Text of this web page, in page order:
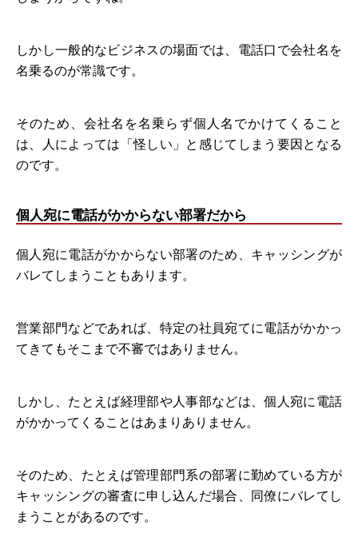
しかし一般的なビジネスの場面では、電話口で会社名を
名乗るのが常識です。
そのため、会社名を名乗らず個人名でかけてくること
は、人によっては「怪しい」と感じてしまう要因となる
のです。
個人宛に電話がかからない部署だから
個人宛に電話がかからない部署のため、キャッシングが
バレてしまうこともあります。
営業部門などであれば、特定の社員宛てに電話がかかっ
てきてもそこまで不審ではありません。
しかし、たとえば経理部や人事部などは、個人宛に電話
がかかってくることはあまりありません。
そのため、たとえば管理部門系の部署に勤めている方が
キャッシングの審査に申し込んだ場合、同僚にバレてし
まうことがあるのです。